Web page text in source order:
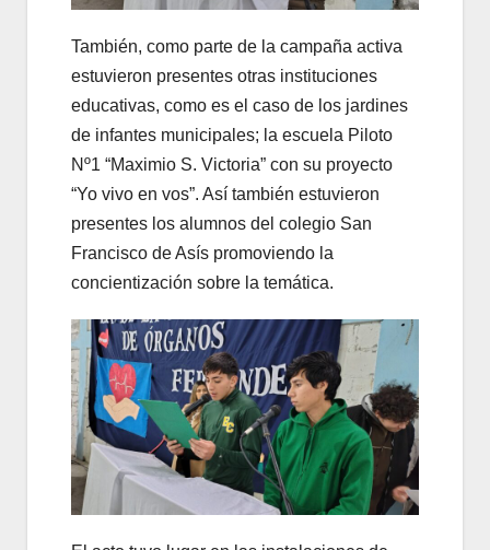
También, como parte de la campaña activa
estuvieron presentes otras instituciones
educativas, como es el caso de los jardines
de infantes municipales; la escuela Piloto
Nº1 “Maximio S. Victoria” con su proyecto
“Yo vivo en vos”. Así también estuvieron
presentes los alumnos del colegio San
Francisco de Asís promoviendo la
concientización sobre la temática.